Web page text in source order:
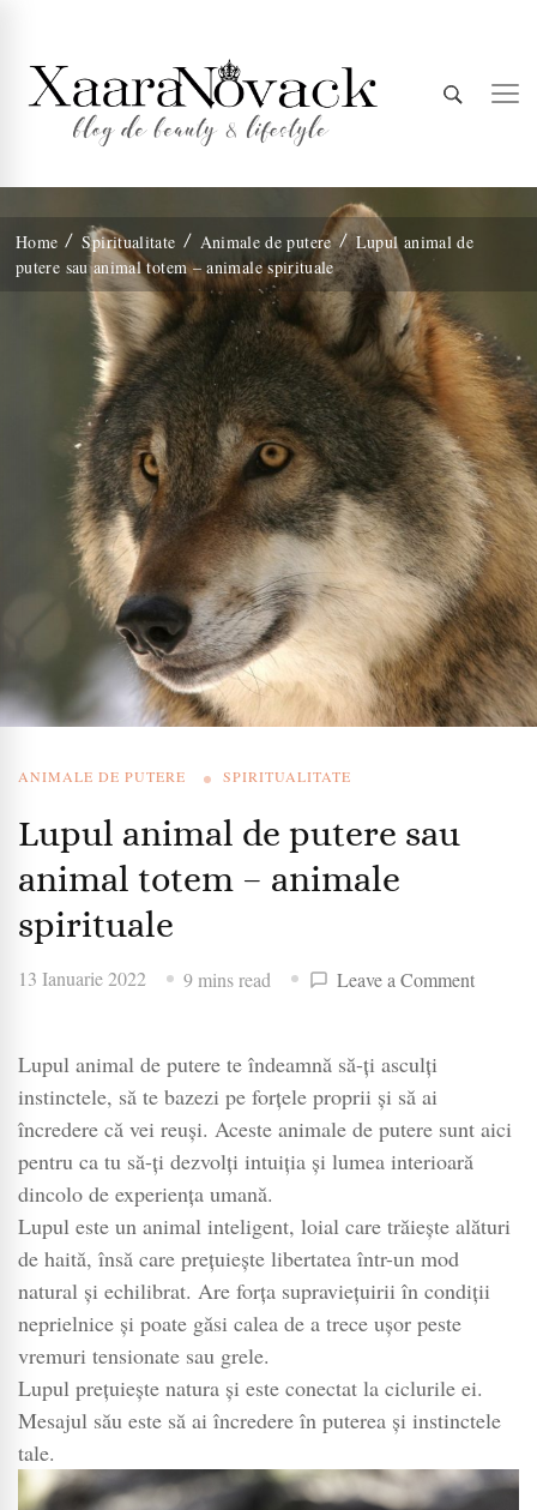
Xaara
Novack
Home Spiritualitate Animale de putere
Lupul animal de
putere sau animal totem – animale spirituale
ANIMALE DE PUTERE SPIRITUALITATE
Lupul animal de putere sau
animal totem – animale
spirituale
13 Ianuarie 2022 9 mins read Leave a Commenton
sau
animale
Lupul animal de putere te îndeamnă să-ți asculți
instinctele, să te bazezi pe forțele proprii și să ai
încredere că vei reuși. Aceste animale de putere sunt aici
pentru ca tu să-ți dezvolți intuiția și lumea interioară
dincolo de experiența umană.
Lupul este un animal inteligent, loial care trăiește alături
de haită, însă care prețuiește libertatea într-un mod
natural și echilibrat. Are forța supraviețuirii în condiții
neprielnice și poate găsi calea de a trece ușor peste
vremuri tensionate sau grele.
Lupul prețuiește natura și este conectat la ciclurile ei.
Mesajul său este să ai încredere în puterea și instinctele
tale.